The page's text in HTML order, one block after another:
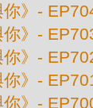
你》-
你》-
你》-
你》-
你》-